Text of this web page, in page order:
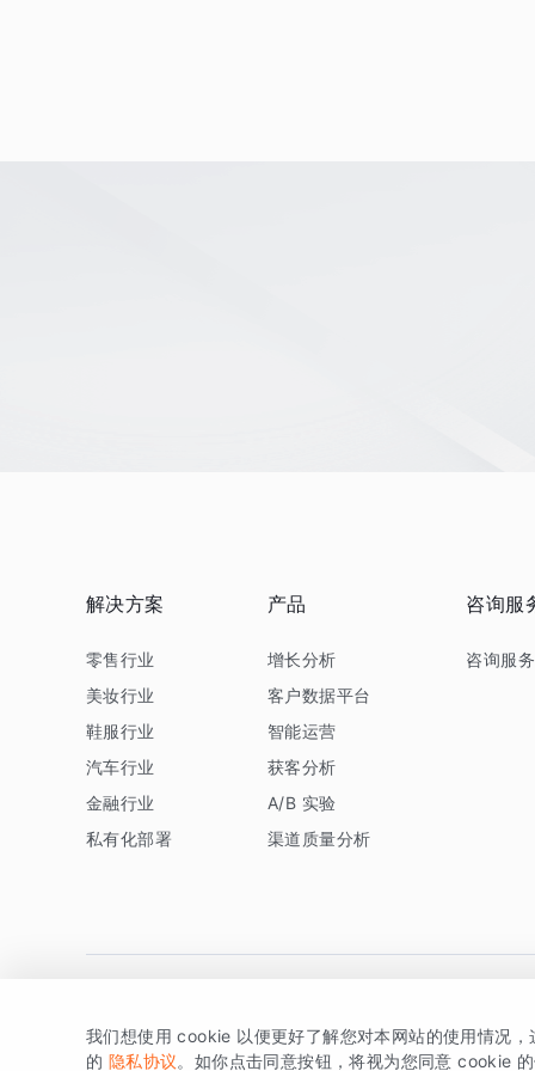
解决方案
零售行业
美妆行业
鞋服行业
汽车行业
金融行业
私有化部署
产品
增长分析
客户数据平台
智能运营
获客分析
A/B 实验
渠道质量分析
咨询服
咨询服务
版权所有 © 北京易数科技有限公司SDK相关说明 京ICP备
我们想使用 cookie 以便更好了解您对本网站的使用情况
的 隐私协议。如你点击同意按钮，将视为您同意 cookie 的